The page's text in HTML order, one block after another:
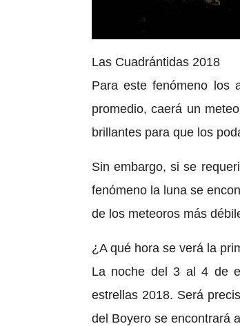
Las Cuadrántidas 2018
Para este fenómeno los
promedio, caerá un
brillantes para que los
Sin embargo, si se
fenómeno la luna se
de los meteoros más
¿A qué hora se verá la
La noche del 3 al 4 de
estrellas 2018. Será
del Boyero se encontrará